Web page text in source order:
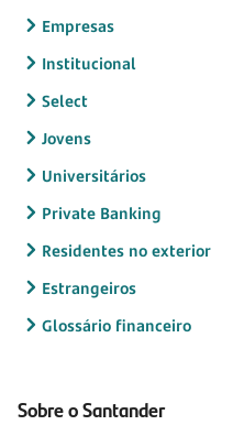
Empresas
Institucional
Select
Jovens
Universitários
Private Banking
Residentes no exterior
Estrangeiros
Glossário financeiro
Sobre o Santander